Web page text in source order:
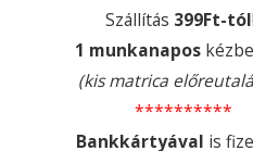
Szállítás 399Ft-tól
1 munkanapos
(kis matrica
**********
Bankkártyával is